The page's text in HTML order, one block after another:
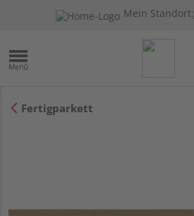
Mein Standort:
Fertigparkett